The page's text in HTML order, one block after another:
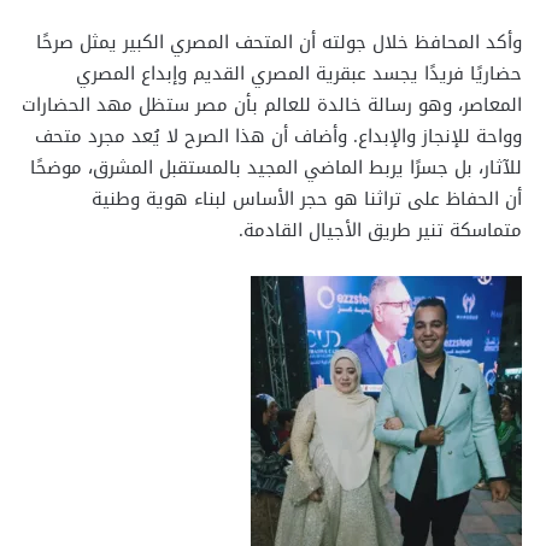
وأكد المحافظ خلال جولته أن المتحف المصري الكبير يمثل صرحًا
حضاريًا فريدًا يجسد عبقرية المصري القديم وإبداع المصري
المعاصر، وهو رسالة خالدة للعالم بأن مصر ستظل مهد الحضارات
وواحة للإنجاز والإبداع. وأضاف أن هذا الصرح لا يُعد مجرد متحف
للآثار، بل جسرًا يربط الماضي المجيد بالمستقبل المشرق، موضحًا
أن الحفاظ على تراثنا هو حجر الأساس لبناء هوية وطنية
متماسكة تنير طريق الأجيال القادمة.